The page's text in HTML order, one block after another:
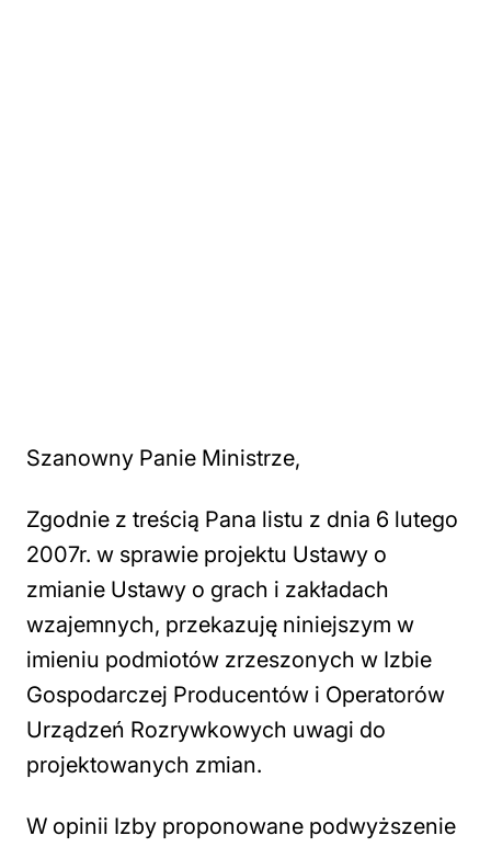
Szanowny Panie Ministrze,
Zgodnie z treścią Pana listu z dnia 6 lutego
2007r. w sprawie projektu Ustawy o
zmianie Ustawy o grach i zakładach
wzajemnych, przekazuję niniejszym w
imieniu podmiotów zrzeszonych w Izbie
Gospodarczej Producentów i Operatorów
Urządzeń Rozrywkowych uwagi do
projektowanych zmian.
W opinii Izby proponowane podwyższenie